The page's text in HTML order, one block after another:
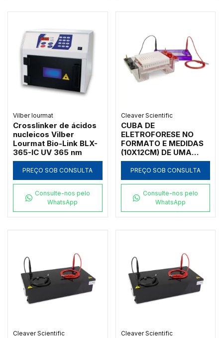
Vilber lourmat
Crosslinker de ácidos
nucleicos Vilber
Lourmat Bio-Link BLX-
365-IC UV 365 nm
PREÇO SOB CONSULTA
Consulte-nos pelo
WhatsApp
Cleaver Scientific
CUBA DE
ELETROFORESE NO
FORMATO E MEDIDAS
(10X12CM) DE UMA
MICROPLACA DE 96
POÇOS, COM PENTES E
ESPAÇAMENTO PARA
DIRETO COM UMA
MICROPIPETA 8
CANAIS, UMA FAIXA
CORRIDA COM
1,8CM - MODELO
MSMIDI96
PREÇO SOB CONSULTA
Consulte-nos pelo
WhatsApp
Cleaver Scientific Cleaver Scientific